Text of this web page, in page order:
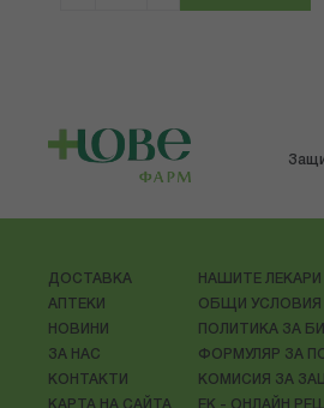
ДОСТАВКА
АПТЕКИ
НОВИНИ
ЗА НАС
КОНТАКТИ
КАРТА НА САЙТА
НАШИТЕ
ОБЩИ УСЛОВИЯ
ПОЛИТИКА ЗА
ФОРМУЛЯР ЗА
КОМИСИЯ ЗА
ЕК - ОНЛАЙН